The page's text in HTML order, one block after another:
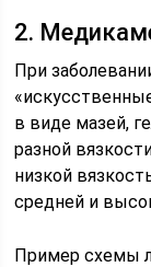
2.
При
в виде мазей,
разной
низкой
средней и
Пример схемы